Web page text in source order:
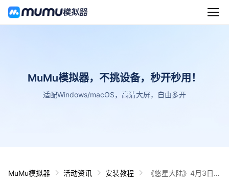
MuMu模拟器，不挑设备，秒开秒用！
适配Windows/macOS，高清大屏，自由多开
MuMu模拟器 活动资讯 安装教程
《悠星大陆》4月3日首